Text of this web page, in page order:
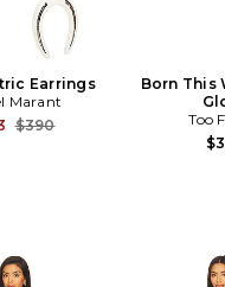
Earrings
Marant
Previous price:
$390
Born This
Too